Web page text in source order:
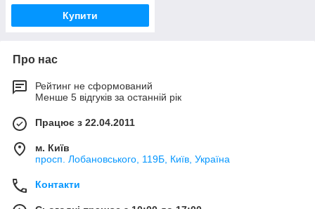
Купити
Про нас
Рейтинг не сформований
Менше 5 відгуків за останній рік
Працює з 22.04.2011
м. Київ
просп. Лобановського, 119Б, Київ, Україна
Контакти